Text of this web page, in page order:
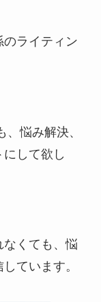
ライティン
悩み解決、
して欲し
くても、悩
ています。